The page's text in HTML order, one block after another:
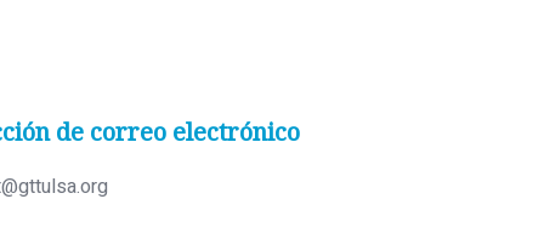
de correo electrónico